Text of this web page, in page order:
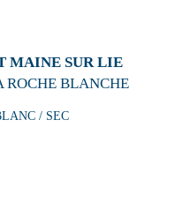
MAINE SUR LIE
ROCHE BLANCHE
/ SEC